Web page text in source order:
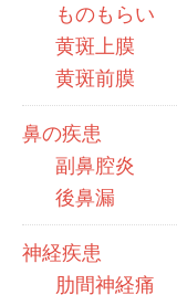
ものもらい
黄斑上膜
黄斑前膜
鼻の疾患
副鼻腔炎
後鼻漏
神経疾患
肋間神経痛